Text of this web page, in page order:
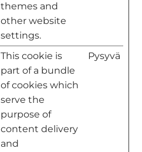
themes and
other website
settings.
This cookie is
part of a bundle
of cookies which
serve the
purpose of
content delivery
and
Pysyvä